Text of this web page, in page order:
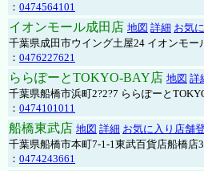
： 0474564101
イオンモール成田店 地図 詳細 お気
千葉県成田市ウイング土屋24 イオンモー
： 0476227621
ららぽーとTOKYO-BAY店 地図 詳
千葉県船橋市浜町2?2?7 ららぽーと
： 0474101011
船橋東武店 地図 詳細 お気に入り店舗
千葉県船橋市本町7-1-1東武百貨店船橋店
： 0474243661